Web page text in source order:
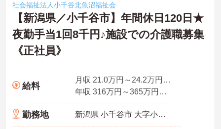
社会福祉法人小千谷北魚沼福祉会
【新潟県／小千谷市】年間休日120日★
夜勤手当1回8千円♪施設での介護職募集
《正社員》
給料
月収 21.0万円～24.2万円程度（夜勤4回分含む）
年収 316万円～365万円程度
勤務地 新潟県 小千谷市 大字小粟田２７３２番地７